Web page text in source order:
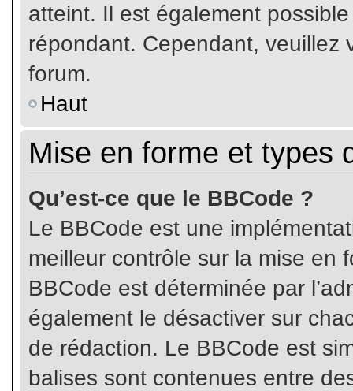
atteint. Il est également
répondant. Cependant, veuillez
forum.
Haut
Mise en forme et types
Qu’est-ce que le BBCode ?
Le BBCode est une
meilleur contrôle sur la mise en
BBCode est déterminée par
également le désactiver sur
de rédaction. Le BBCode est
balises sont contenues entre